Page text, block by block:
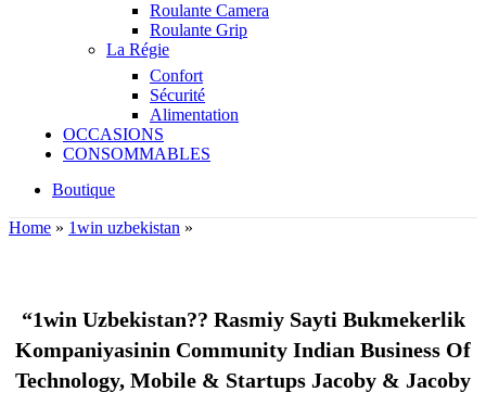
Roulante Camera
Roulante Grip
La Régie
Confort
Sécurité
Alimentation
OCCASIONS
CONSOMMABLES
Boutique
Home » 1win uzbekistan »
“1win Uzbekistan?? Rasmiy Sayti Bukmekerlik
Kompaniyasinin Community Indian Business Of
Technology, Mobile & Startups Jacoby & Jacoby